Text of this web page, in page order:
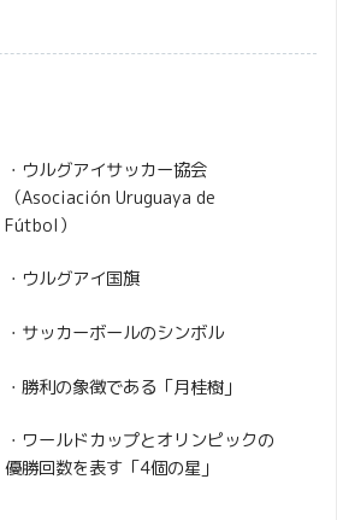
・ウルグアイサッカー協会
（Asociación Uruguaya de
Fútbol）
・ウルグアイ国旗
・サッカーボールのシンボル
・勝利の象徴である「月桂樹」
・ワールドカップとオリンピックの
優勝回数を表す「4個の星」